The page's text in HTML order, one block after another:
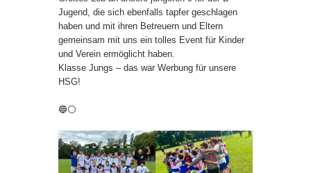
Jugend, die sich ebenfalls tapfer geschlagen
haben und mit ihren Betreuern und Eltern
gemeinsam mit uns ein tolles Event für Kinder
und Verein ermöglicht haben.
Klasse Jungs – das war Werbung für unsere
HSG!
🔵⚪️